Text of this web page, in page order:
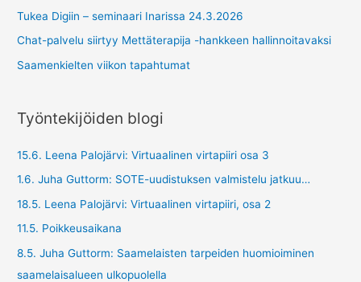
Tukea Digiin – seminaari Inarissa 24.3.2026
Chat-palvelu siirtyy Mettäterapija -hankkeen hallinnoitavaksi
Saamenkielten viikon tapahtumat
Työntekijöiden blogi
15.6. Leena Palojärvi: Virtuaalinen virtapiiri osa 3
1.6. Juha Guttorm: SOTE-uudistuksen valmistelu jatkuu…
18.5. Leena Palojärvi: Virtuaalinen virtapiiri, osa 2
11.5. Poikkeusaikana
8.5. Juha Guttorm: Saamelaisten tarpeiden huomioiminen
saamelaisalueen ulkopuolella